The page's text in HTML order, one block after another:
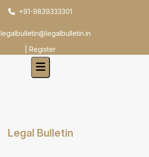
+91-9839333301
legalbulletin@legalbulletin.in
Register
Legal Bulletin